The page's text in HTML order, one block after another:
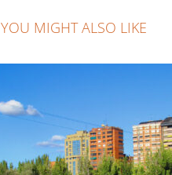
YOU MIGHT ALSO LIKE